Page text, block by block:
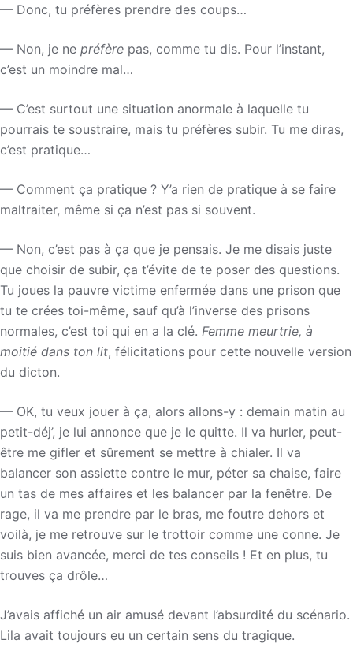
— Donc, tu préfères prendre des coups…
— Non, je ne préfère pas, comme tu dis. Pour l’instant,
c’est un moindre mal…
— C’est surtout une situation anormale à laquelle tu
pourrais te soustraire, mais tu préfères subir. Tu me diras,
c’est pratique…
— Comment ça pratique ? Y’a rien de pratique à se faire
maltraiter, même si ça n’est pas si souvent.
— Non, c’est pas à ça que je pensais. Je me disais juste
que choisir de subir, ça t’évite de te poser des questions.
Tu joues la pauvre victime enfermée dans une prison que
tu te crées toi-même, sauf qu’à l’inverse des prisons
normales, c’est toi qui en a la clé. Femme meurtrie, à
moitié dans ton lit, félicitations pour cette nouvelle version
du dicton.
— OK, tu veux jouer à ça, alors allons-y : demain matin au
petit-déj’, je lui annonce que je le quitte. Il va hurler, peut-
être me gifler et sûrement se mettre à chialer. Il va
balancer son assiette contre le mur, péter sa chaise, faire
un tas de mes affaires et les balancer par la fenêtre. De
rage, il va me prendre par le bras, me foutre dehors et
voilà, je me retrouve sur le trottoir comme une conne. Je
suis bien avancée, merci de tes conseils ! Et en plus, tu
trouves ça drôle…
J’avais affiché un air amusé devant l’absurdité du scénario.
Lila avait toujours eu un certain sens du tragique.